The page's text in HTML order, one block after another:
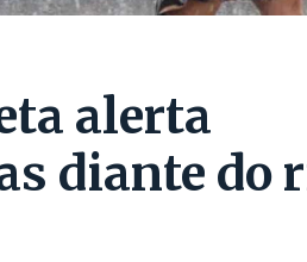
alerta
diante do